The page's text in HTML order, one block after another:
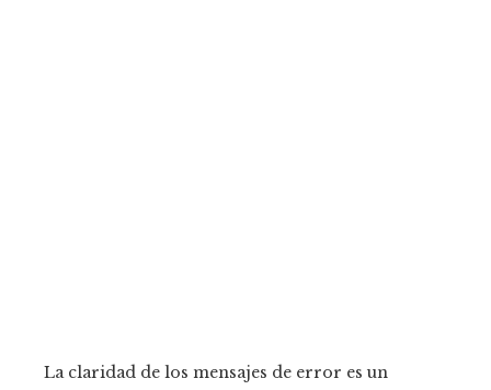
La claridad de los mensajes de error es un